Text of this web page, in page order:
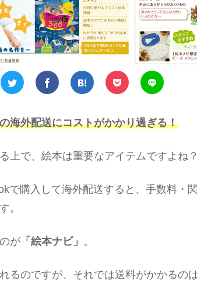
海外配送にコストがかかり過ぎる！
上で、絵本は重要なアイテムですよね？
で購入して海外配送すると、手数料・
。
が 「絵本ナビ」 。
るのですが、それでは送料がかかるのは